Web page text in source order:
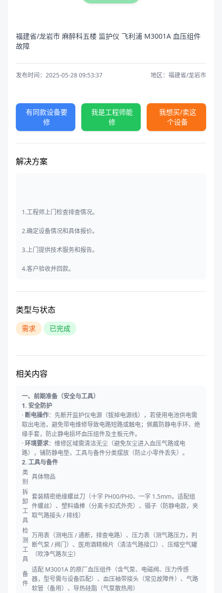
福建省/龙岩市 麻醉科五楼 监护仪 飞利浦 M3001A 血压组件
故障
发布时间：2025-05-28 09:53:37 地区：福建省/龙岩市
有同款设备要
修
我是工程师能
修
我想买/卖这
个设备
解决方案
1.工程师上门检查排查情况。
2.确定设备情况和具体报价。
3.上门提供技术服务和报告。
4.客户验收并回款。
类型与状态
需求 已完成
相关内容
一、前期准备（安全与工具）
1. 安全防护
· 断电操作：先断开监护仪电源（拔掉电源线），若使用电池供电需
取出电池，避免带电维修导致电路短路或触电；佩戴防静电手环、绝
缘手套，防止静电损坏血压组件及主板元件。
·环境要求：维修区域需清洁无尘（避免灰尘进入血压气路或电
路），铺防静电垫，工具与备件分类摆放（防止小零件丢失）。
2. 工具与备件
类
别
具体物品
拆
卸
工
具
套装精密绝缘螺丝刀（十字 PH00/PH0、一字 1.5mm，适配组
件螺丝）、塑料撬棒（分离卡扣式外壳）、镊子（防静电款，夹
取气路接头 / 排线）
检
测
工
具
万用表（测电压 / 通断，排查电路）、压力表（测气路压力，判
断气泵 / 阀门）、医用酒精棉片（清洁气路接口）、压缩空气罐
（吹净气路灰尘）
备
件
适配 M3001A 的原厂血压组件（含气泵、电磁阀、压力传感
器，型号需与设备匹配）、血压袖带接头（常见故障件）、气路
软管（备用）、导热硅脂（气泵散热用）